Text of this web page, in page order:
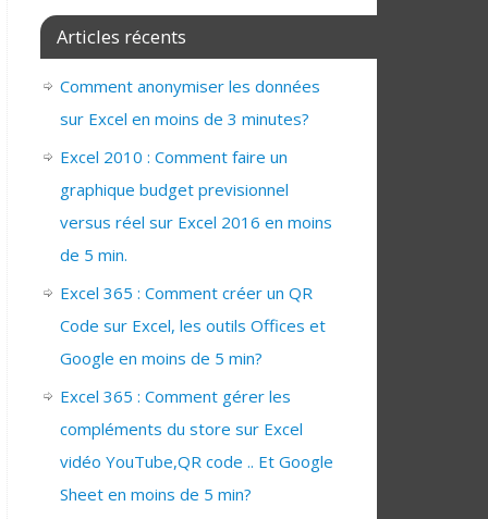
Articles récents
Comment anonymiser les données
sur Excel en moins de 3 minutes?
Excel 2010 : Comment faire un
graphique budget previsionnel
versus réel sur Excel 2016 en moins
de 5 min.
Excel 365 : Comment créer un QR
Code sur Excel, les outils Offices et
Google en moins de 5 min?
Excel 365 : Comment gérer les
compléments du store sur Excel
vidéo YouTube,QR code .. Et Google
Sheet en moins de 5 min?